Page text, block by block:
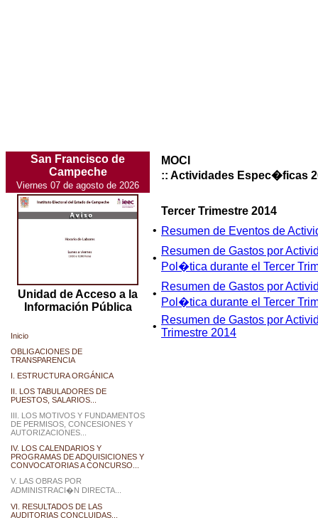
San Francisco de
Campeche
Viernes 07 de agosto de 2026
Unidad de Acceso a la
Información Pública
Inicio
OBLIGACIONES DE
TRANSPARENCIA
I. ESTRUCTURA ORGÁNICA
II. LOS TABULADORES DE
PUESTOS, SALARIOS...
III. LOS MOTIVOS Y FUNDAMENTOS
DE PERMISOS, CONCESIONES Y
AUTORIZACIONES...
IV. LOS CALENDARIOS Y
PROGRAMAS DE ADQUISICIONES Y
CONVOCATORIAS A CONCURSO...
V. LAS OBRAS POR
ADMINISTRACI�N DIRECTA...
VI. RESULTADOS DE LAS
AUDITORIAS CONCLUIDAS...
MOCI
:: Actividades Espec�ficas
Tercer Trimestre 2014
• Resumen de Eventos de
•
Resumen de Gastos por
Pol�tica durante el Tercer
•
Resumen de Gastos por
Pol�tica durante el Tercer
•
Resumen de Gastos por
Trimestre 2014